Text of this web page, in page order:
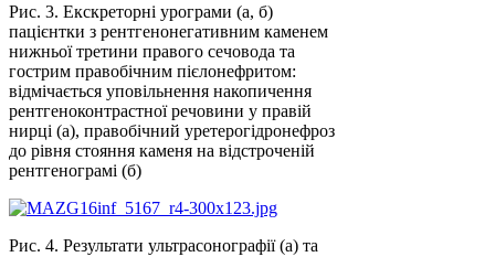
Рис. 3. Екскреторні урограми (а, б)
пацієнтки з рентгенонегативним каменем
нижньої третини правого сечовода та
гострим правобічним пієлонефритом:
відмічається уповільнення накопичення
рентгеноконтрастної речовини у правій
нирці (а), правобічний уретерогідронефроз
до рівня стояння каменя на відстроченій
рентгенограмі (б)
Рис. 4. Результати ультрасонографії (а) та